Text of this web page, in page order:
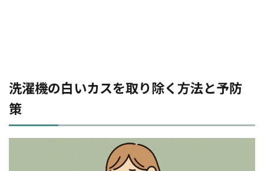
洗濯機の白いカスを取り除く方法と予防
策